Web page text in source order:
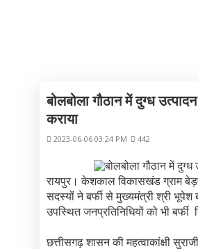
बोलबोला गौठान में दुग्ध
कराया
2023-06-06 03:24 PM 442
रायपुर। केशकाल विकासखंड ग्राम
सदस्यों ने बर्फी से मुख्यमंत्री श्री
उपस्थित जनप्रतिनिधियों को भी बर्फी
छत्तीसगढ़ शासन की महत्वाकांक्षी